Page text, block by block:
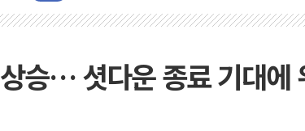
트럼프, 백신·자폐증 행정명령 검토…"이르
이란 핵심 원유 수출항 '하르그섬', 최근 1주
美 고용 쇼크에 엔화 장중 급등…시장은 "또 개
승… 셧다운 종료 기대에